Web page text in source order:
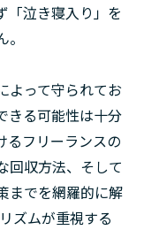
「泣き寝入り」を
よって守られてお
きる可能性は十分
るフリーランスの
回収方法、そして
までを網羅的に解
ズムが重視する